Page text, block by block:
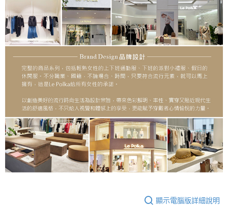
顯示電腦版詳細說明